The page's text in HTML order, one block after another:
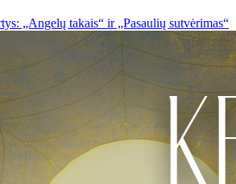
„Angelų takais“ ir „Pasaulių sutvėrimas“